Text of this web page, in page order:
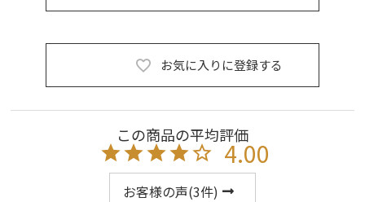
お気に入りに登録する
4.00
お客様の声(3件)